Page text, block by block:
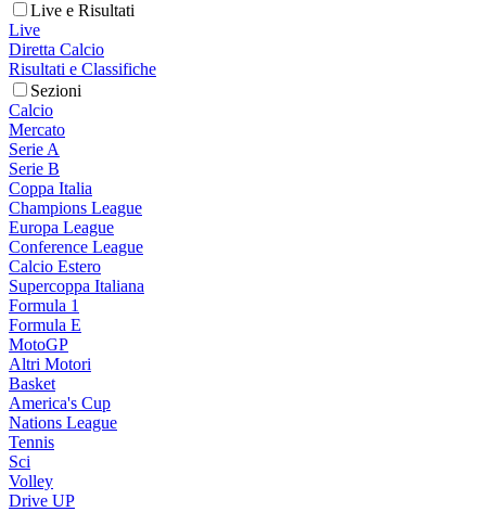
Live e Risultati
Live
Diretta Calcio
Risultati e Classifiche
Sezioni
Calcio
Mercato
Serie A
Serie B
Coppa Italia
Champions League
Europa League
Conference League
Calcio Estero
Supercoppa Italiana
Formula 1
Formula E
MotoGP
Altri Motori
Basket
America's Cup
Nations League
Tennis
Sci
Volley
Drive UP